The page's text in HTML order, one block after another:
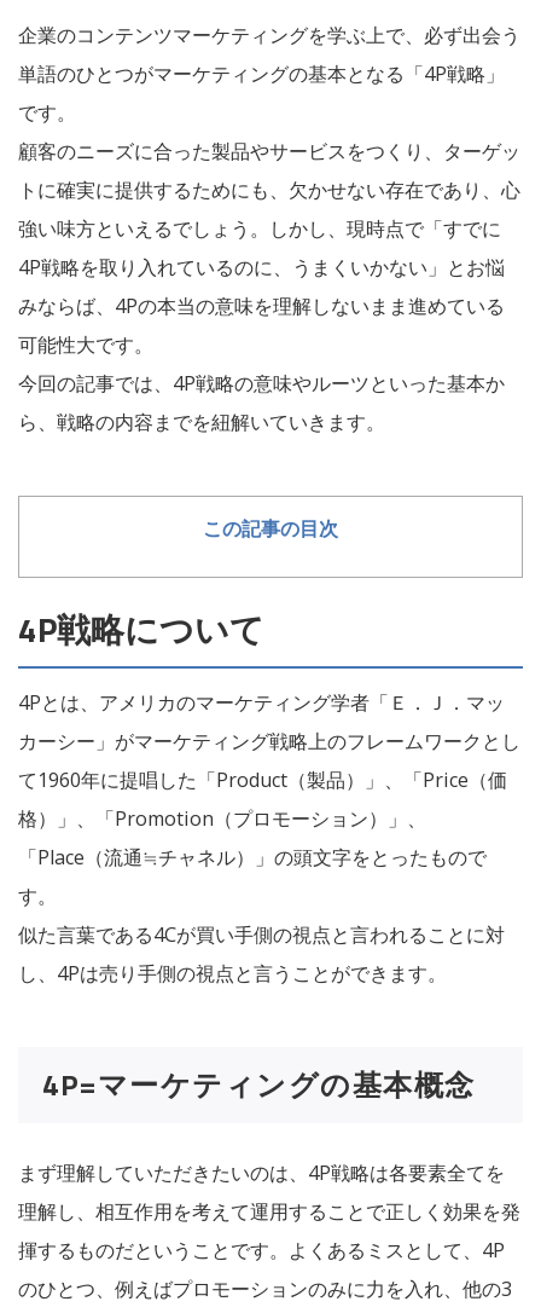
企業のコンテンツマーケティングを学ぶ上で、必ず出会う
単語のひとつがマーケティングの基本となる「4P戦略」
です。
顧客のニーズに合った製品やサービスをつくり、ターゲッ
トに確実に提供するためにも、欠かせない存在であり、心
強い味方といえるでしょう。しかし、現時点で「すでに
4P戦略を取り入れているのに、うまくいかない」とお悩
みならば、4Pの本当の意味を理解しないまま進めている
可能性大です。
今回の記事では、4P戦略の意味やルーツといった基本か
ら、戦略の内容までを紐解いていきます。
この記事の目次
4P戦略について
4Pとは、アメリカのマーケティング学者「Ｅ．Ｊ．マッ
カーシー」がマーケティング戦略上のフレームワークとし
て1960年に提唱した「Product（製品）」、「Price（価
格）」、「Promotion（プロモーション）」、
「Place（流通≒チャネル）」の頭文字をとったもので
す。
似た言葉である4Cが買い手側の視点と言われることに対
し、 4Pは売り手側の視点と言うことができます。
4P=マーケティングの基本概念
まず理解していただきたいのは、4P戦略は各要素全てを
理解し、相互作用を考えて運用することで正しく効果を発
揮するものだということです。よくあるミスとして、4P
のひとつ、例えばプロモーションのみに力を入れ、他の3